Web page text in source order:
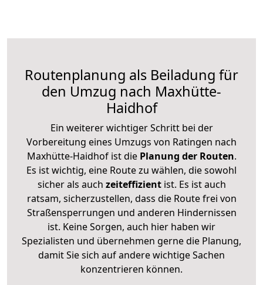
Routenplanung als Beiladung für
den Umzug nach Maxhütte-
Haidhof
Ein weiterer wichtiger Schritt bei der
Vorbereitung eines Umzugs von Ratingen nach
Maxhütte-Haidhof ist diePlanung der Routen.
Es ist wichtig, eine Route zu wählen, die sowohl
sicher als auch zeiteffizientist. Es ist auch
ratsam, sicherzustellen, dass die Route frei von
Straßensperrungen und anderen Hindernissen
ist. Keine Sorgen, auch hier haben wir
Spezialisten und übernehmen gerne die Planung,
damit Sie sich auf andere wichtige Sachen
konzentrieren können.